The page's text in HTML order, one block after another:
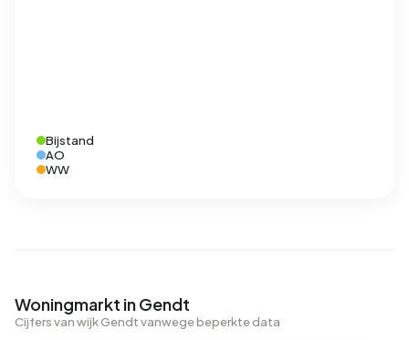
Bijstand
AO
WW
Woningmarkt in Gendt
Cijfers van wijk Gendt vanwege beperkte data